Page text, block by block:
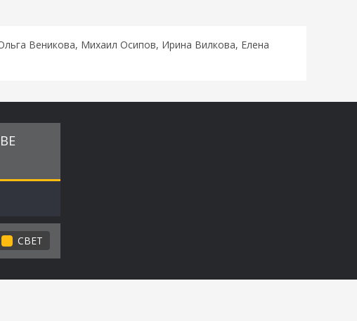
Веникова, Михаил Осипов, Ирина Вилкова, Елена
СВЕТ